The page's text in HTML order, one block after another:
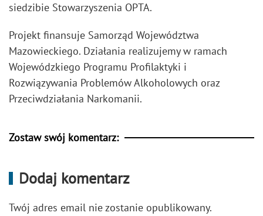
siedzibie Stowarzyszenia OPTA.
Projekt finansuje Samorząd Województwa
Mazowieckiego. Działania realizujemy w ramach
Wojewódzkiego Programu Profilaktyki i
Rozwiązywania Problemów Alkoholowych oraz
Przeciwdziałania Narkomanii.
Zostaw swój komentarz:
Dodaj komentarz
Twój adres email nie zostanie opublikowany.